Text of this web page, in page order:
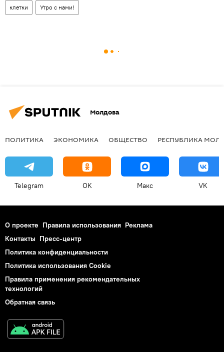
клетки Утро с нами!
Молдова
ПОЛИТИКА ЭКОНОМИКА ОБЩЕСТВО РЕСПУБЛИКА
Telegram OK Макс VK
О проекте Правила использования Реклама
Контакты Пресс-центр
Политика конфиденциальности
Политика использования Cookie
Правила применения рекомендательных
технологий
Обратная связь